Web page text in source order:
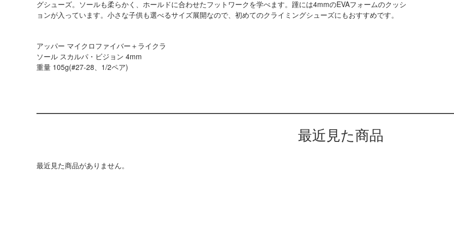
グシューズ。ソールも柔らかく、ホールドに合わせたフットワークを学べます。踵には4mmのEVAフォームのクッシ
ョンが入っています。小さな子供も選べるサイズ展開なので、初めてのクライミングシューズにもおすすめです。
アッパー マイクロファイバー＋ライクラ
ソール スカルパ・ビジョン 4mm
重量 105g(#27-28、1/2ペア)
最近見た商品
最近見た商品がありません。